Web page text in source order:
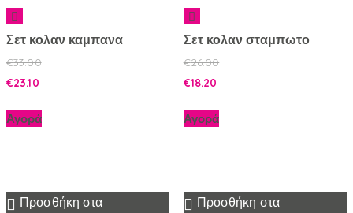
Σετ κολαν καμπανα
€33.00
€23.10
Αγορά
Σετ κολαν σταμπωτο
€26.00
€18.20
Αγορά
Προσθήκη στα
Προσθήκη στα